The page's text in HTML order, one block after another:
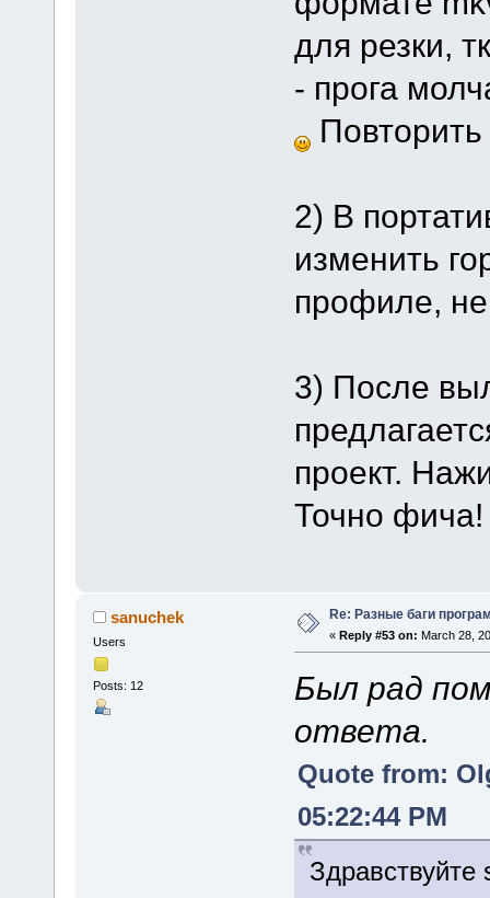
для резки,
- прога
2) В
изменить
профиле,
3) После
проект.
Точно фича!
sanuchek
Users
Posts: 12
Re: Разные баги
« Reply #53 on: March 28,
Был рад
ответа.
Quote from:
05:22:44 PM
Здравствуйте